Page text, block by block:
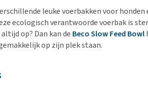
leuke voerbakken voor
ecologisch verantwoorde voerbak is
op? Dan kan de Beco Slow Feed Bowl
op zijn plek staan.